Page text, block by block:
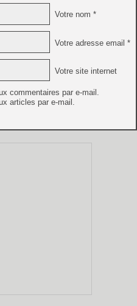
Votre nom *
Votre adresse email *
Votre site internet
commentaires par e-mail.
articles par e-mail.